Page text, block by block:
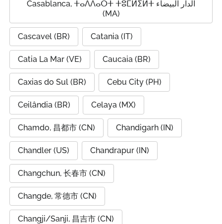
Casablanca, ⵜⴰⴷⴷⴰⵔⵜ ⵜⵓⵎⵍⵉⵍⵜ الدار البيضاء
(MA)
Cascavel (BR) Catania (IT)
Catia La Mar (VE) Caucaia (BR)
Caxias do Sul (BR) Cebu City (PH)
Ceilândia (BR) Celaya (MX)
Chamdo, 昌都市 (CN) Chandigarh (IN)
Chandler (US) Chandrapur (IN)
Changchun, 长春市 (CN)
Changde, 常德市 (CN)
Changji/Sanji, 昌吉市 (CN)